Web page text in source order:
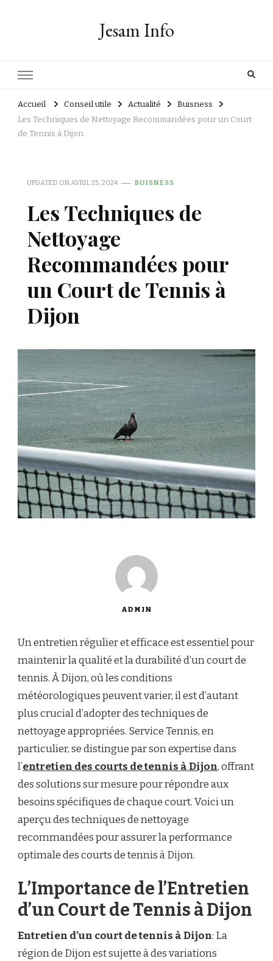
Jesam Info
Accueil Conseil utile Actualité
Buisness
Les Techniques de Nettoyage Recommandées pour un Court
de Tennis à Dijon
UPDATED ONAVRIL 25, 2024 BUISNESS
Les Techniques de
Nettoyage
Recommandées pour
un Court de Tennis à
Dijon
ADMIN
Un entretien régulier et efficace est essentiel pour
maintenir la qualité et la durabilité d’un court de
tennis. À Dijon, où les conditions
météorologiques peuvent varier, il est d’autant
plus crucial d’adopter des techniques de
nettoyage appropriées. Service Tennis, en
particulier, se distingue par son expertise dans
l’entretien des courts de tennis à Dijon, offrant
des solutions sur mesure pour répondre aux
besoins spécifiques de chaque court. Voici un
aperçu des techniques de nettoyage
recommandées pour assurer la performance
optimale des courts de tennis à Dijon.
L’Importance de l’Entretien
d’un Court de Tennis à Dijon
Entretien d’un court de tennis à Dijon: La
région de Dijon est sujette à des variations